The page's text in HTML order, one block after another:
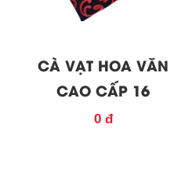
CÀ VẠT HOA VĂN
CAO CẤP 16
0 đ